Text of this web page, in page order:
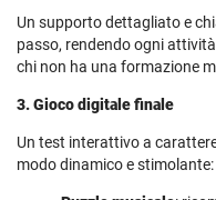
Un supporto dettagliato e
passo, rendendo ogni
chi non ha una formazione
3. Gioco digitale finale
Un test interattivo a
modo dinamico e stimolante: